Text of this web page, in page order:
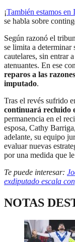
¡También estamos en
se habla sobre
Según razonó el
se limita a determinar
cautelares, sin entrar
atenuantes. En ese
reparos a las
imputado.
Tras el revés sufrido
continuará recluido
permanencia en el
esposa, Cathy
adelante, su equipo
evaluar nuevas
por una medida que
Te puede interesar:
exdiputado escala
NOTAS